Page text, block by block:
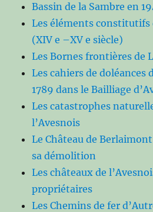
Bassin de la Sambre en
Les éléments constitutifs
(XIV e –XV e siècle)
Les Bornes frontières de
Les cahiers de doléances
1789 dans le Bailliage
Les catastrophes
l’Avesnois
Le Château de
sa démolition
Les châteaux de
propriétaires
Les Chemins de fer